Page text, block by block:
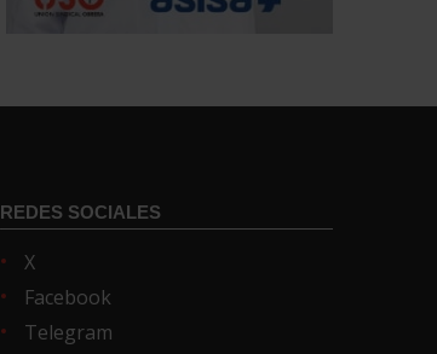
REDES SOCIALES
X
Facebook
Telegram